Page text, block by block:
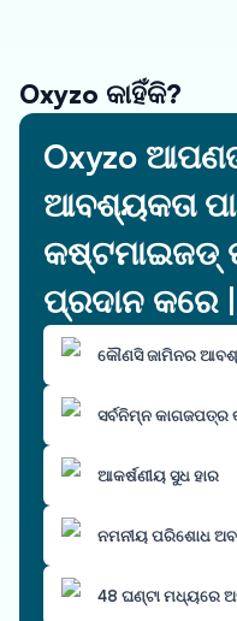
Oxyzo କାହିଁକି?
Oxyzo
ଆବଶ୍ୟକତା
କଷ୍ଟମାଇଜଡ୍
ପ୍ରଦାନ କରେ |
କୌଣସି ଜାମିନର
ସର୍ବନିମ୍ନ କାଗଜପତ୍ର
ଆକର୍ଷଣୀୟ ସୁଧ ହାର
ନମନୀୟ ପରିଶୋଧ
48 ଘଣ୍ଟା ମଧ୍ୟରେ